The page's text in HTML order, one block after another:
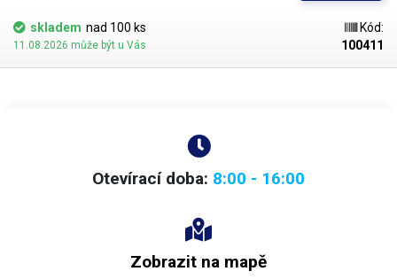
skladem nad 100 ks
11.08.2026 může být u Vás
Kód:
100411
Otevírací doba: 8:00 - 16:00
Zobrazit na mapě